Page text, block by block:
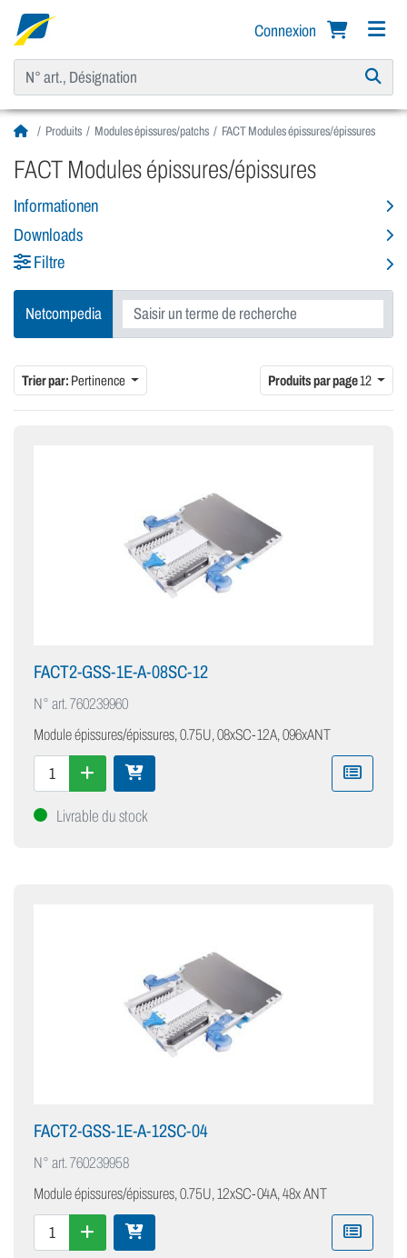
Connexion
Produits Modules épissures/patchs FACT Modules épissures/épissures
FACT Modules épissures/épissures
Informationen
Downloads
Filtre
Netcompedia
Trier par: Pertinence Produits par page12
FACT2-GSS-1E-A-08SC-12
N° art.760239960
Module épissures/épissures, 0.75U, 08xSC-12A, 096xANT
Livrable du stock
FACT2-GSS-1E-A-12SC-04
N° art.760239958
Module épissures/épissures, 0.75U, 12xSC-04A, 48x ANT